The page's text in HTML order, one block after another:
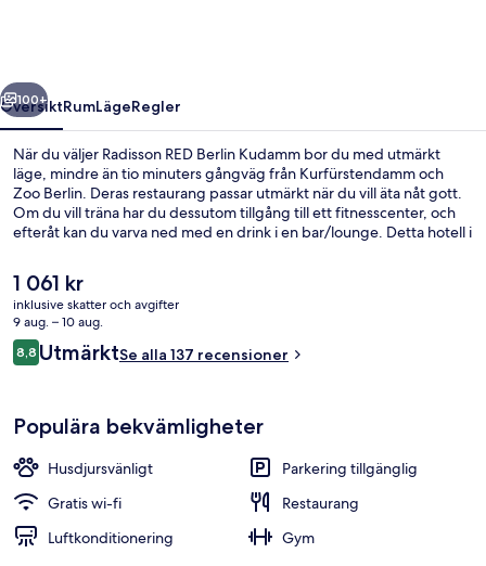
Nästa
100+
ÖversiktRumLägeRegler
När du väljer Radisson RED Berlin Kudamm bor du med utmärkt
läge, mindre än tio minuters gångväg från Kurfürstendamm och
Zoo Berlin. Deras restaurang passar utmärkt när du vill äta nåt gott.
Om du vill träna har du dessutom tillgång till ett fitnesscenter, och
efteråt kan du varva ned med en drink i en bar/lounge. Detta hotell i
Brandenburger Tor. Andra resenärer uppskattar den hjälpsamma
personalen. Boendet ligger bara en kort promenad från
kollektivtrafik. Till Kurfürstendamm U-Bahn tar det 3 minuter att gå
och till Augsburger Strasse U-Bahn är det 6 minuter.
Det
nuvarande
priset
är
1 061 kr
1 061 kr
inklusive skatter och avgifter
9 aug. – 10 aug.
Recensioner
8,88,8 av 10,
UtmärktSe alla 137 recensioner
Populära bekvämligheter
Husdjursvänligt
Parkering tillgänglig
Gratis wi-fi
Restaurang
Luftkonditionering
Gym